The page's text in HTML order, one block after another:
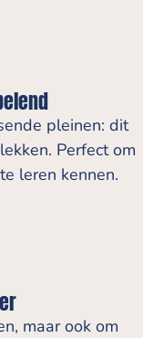
pleinen: dit
Perfect om
leren kennen.
maar ook om